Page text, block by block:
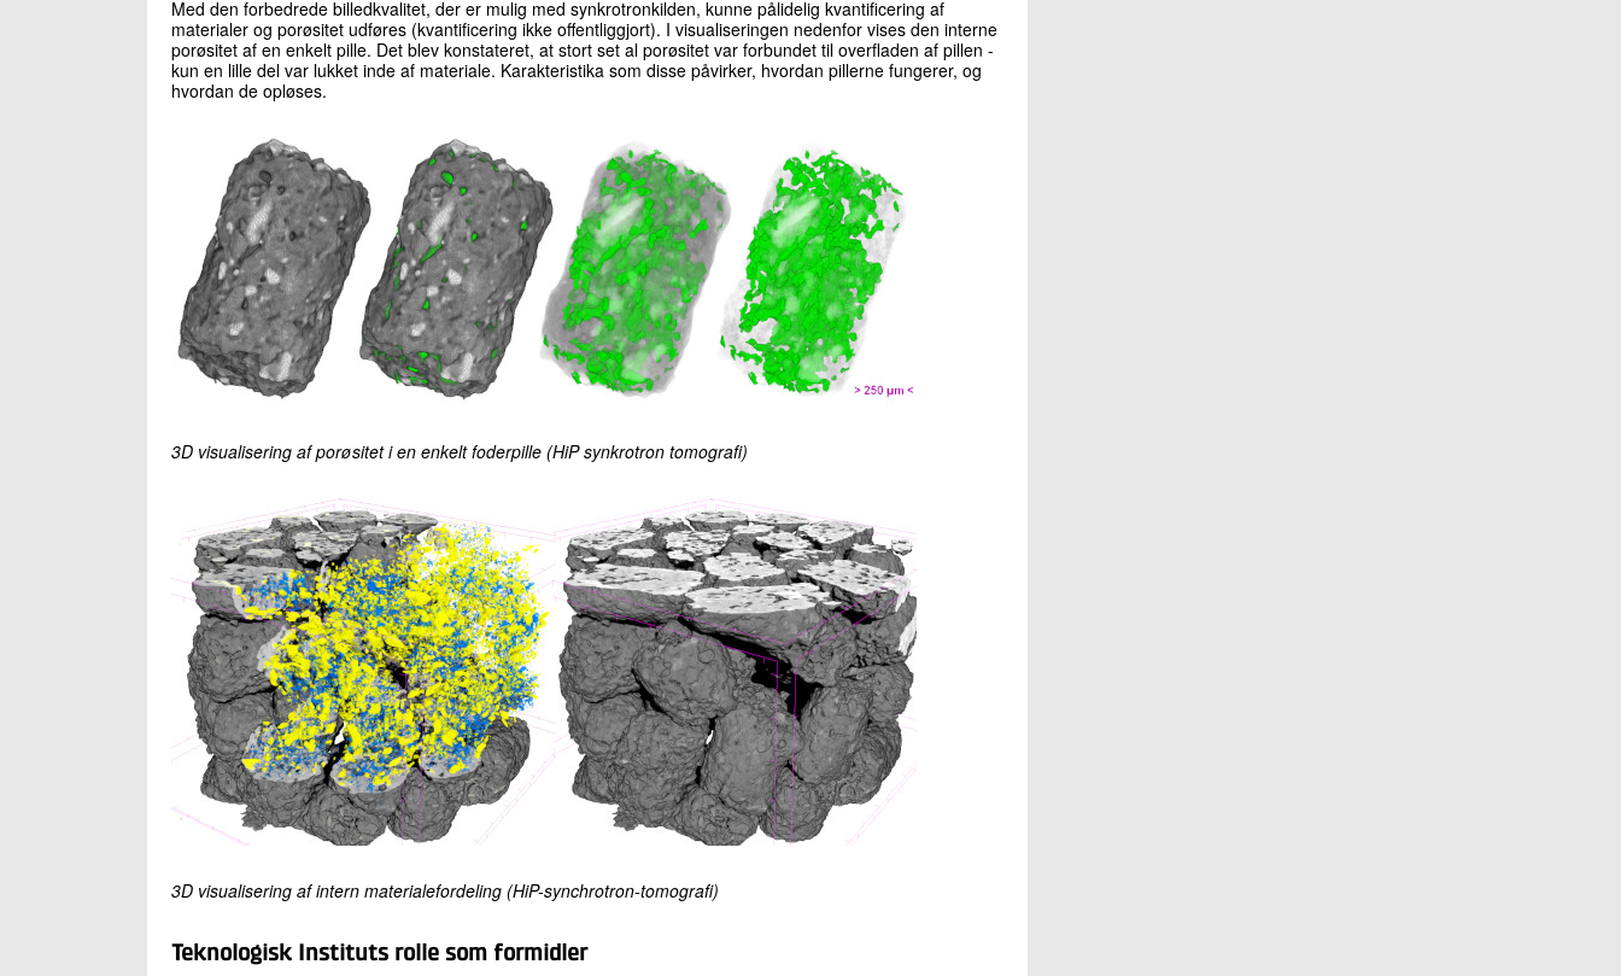
Med den forbedrede billedkvalitet, der er mulig med synkrotronkilden, kunne pålidelig kvantificering af
materialer og porøsitet udføres (kvantificering ikke offentliggjort). I visualiseringen nedenfor vises den interne
porøsitet af en enkelt pille. Det blev konstateret, at stort set al porøsitet var forbundet til overfladen af ​​pillen -
kun en lille del var lukket inde af materiale. Karakteristika som disse påvirker, hvordan pillerne fungerer, og
hvordan de opløses.
3D visualisering af porøsitet i en enkelt foderpille (HiP synkrotron tomografi)
3D visualisering af intern materialefordeling (HiP-synchrotron-tomografi)
Teknologisk Instituts rolle som formidler